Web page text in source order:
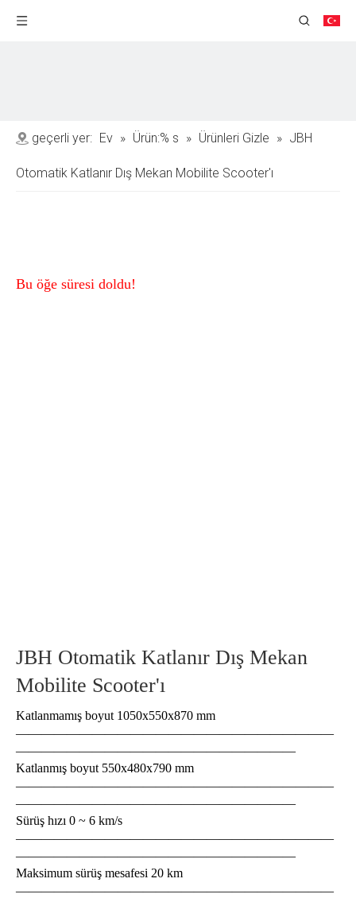
geçerli yer: Ev » Ürün:% s » Ürünleri Gizle » JBH
Otomatik Katlanır Dış Mekan Mobilite Scooter'ı
Bu öğe süresi doldu!
JBH Otomatik Katlanır Dış Mekan
Mobilite Scooter'ı
Katlanmamış boyut 1050x550x870 mm
—————————————————————————
——————————————————————
Katlanmış boyut 550x480x790 mm
—————————————————————————
——————————————————————
Sürüş hızı 0 ~ 6 km/s
—————————————————————————
——————————————————————
Maksimum sürüş mesafesi 20 km
—————————————————————————